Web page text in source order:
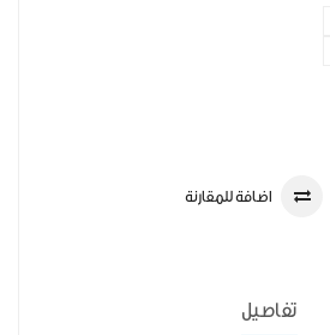
اضافة للمقارنة
تفاصيل